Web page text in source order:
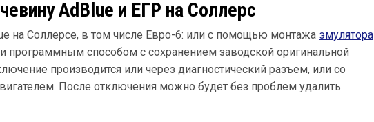
AdBlue и ЕГР на Соллерс
на Соллерсе, в том числе Евро-6: или с помощью монтажа эмулятора
программным способом с сохранением заводской оригинальной
производится или через диагностический разъем, или со
После отключения можно будет без проблем удалить